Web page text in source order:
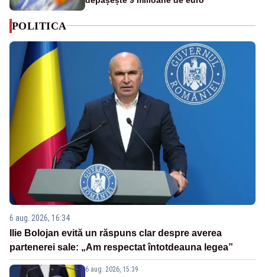
POLITICA
6 aug. 2026, 16:34
Ilie Bolojan evită un răspuns clar despre averea
partenerei sale: „Am respectat întotdeauna legea”
6 aug. 2026, 15:39